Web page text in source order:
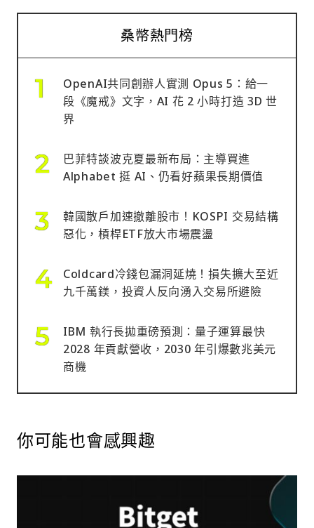
桑幣熱門榜
OpenAI共同創辦人實測 Opus 5：給一
段《魔戒》文字，AI 花 2 小時打造 3D 世
界
巴菲特談波克夏最新布局：主導買進
Alphabet 挺 AI、仍看好蘋果長期價值
韓國散戶加速撤離股市！KOSPI 交易結構
惡化，槓桿ETF放大市場震盪
Coldcard冷錢包漏洞延燒！損失擴大至近
九千萬鎂，投資人反向湧入交易所避險
IBM 執行長拋重磅預測：量子運算最快
2028 年貢獻營收，2030 年引爆數兆美元
商機
你可能也會感興趣